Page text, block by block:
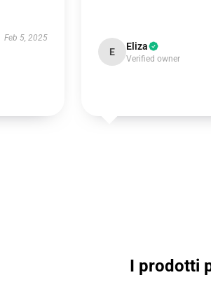
Feb 5, 2025
E Eliza
Verified owner
I prodotti